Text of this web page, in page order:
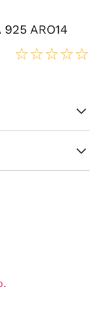
925 ARO14
☆☆☆☆☆